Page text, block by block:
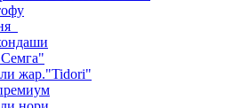
жар."Tidori"